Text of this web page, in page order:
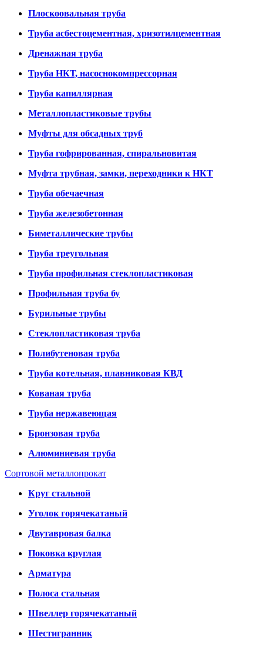
Плоскоовальная труба
Труба асбестоцементная, хризотилцементная
Дренажная труба
Труба НКТ, насоснокомпрессорная
Труба капиллярная
Металлопластиковые трубы
Муфты для обсадных труб
Труба гофрированная, спиральновитая
Муфта трубная, замки, переходники к НКТ
Труба обечаечная
Труба железобетонная
Биметаллические трубы
Труба треугольная
Труба профильная стеклопластиковая
Профильная труба бу
Бурильные трубы
Стеклопластиковая труба
Полибутеновая труба
Труба котельная, плавниковая КВД
Кованая труба
Труба нержавеющая
Бронзовая труба
Алюминиевая труба
Сортовой металлопрокат
Круг стальной
Уголок горячекатаный
Двутавровая балка
Поковка круглая
Арматура
Полоса стальная
Швеллер горячекатаный
Шестигранник